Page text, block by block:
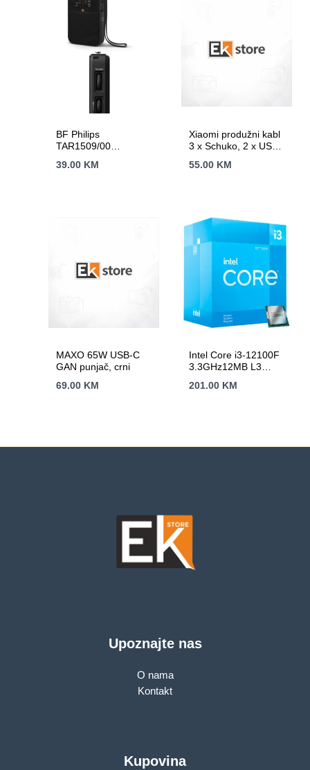
BF Philips
TAR1509/00
baterija;
39.00 KM
Xiaomi produžni kabl
3 x Schuko, 2 x USB-
(15W), dužina 1.4 m
55.00 KM
MAXO 65W USB-C
GAN punjač, crni
69.00 KM
Intel Core i3-12100F
3.3GHz12MB L3
Lake,bez grafike
201.00 KM
Upoznajte nas
O nama
Kontakt
Kupovina